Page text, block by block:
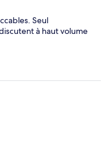
Seul
à haut volume